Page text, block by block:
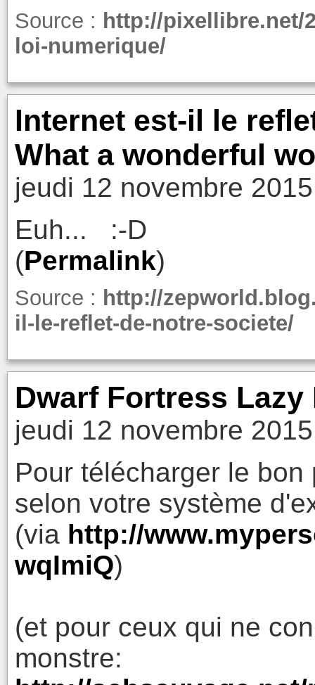
Source : http://pixellibre.net/
loi-numerique/
Internet est-il le
What a wonderful
jeudi 12 novembre
Euh... :-D
(Permalink)
Source : http://
il-le-reflet-de-notre-societe/
Dwarf Fortress Lazy
jeudi 12 novembre
Pour télécharger le
selon votre système
(via http://
wqImiQ)
(et pour ceux qui ne
monstre: